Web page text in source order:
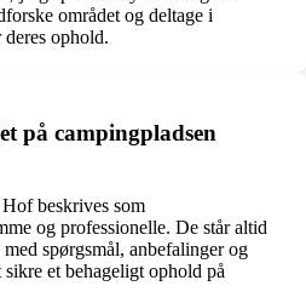
området og deltage i
ophold.
på campingpladsen
beskrives som
og professionelle. De står altid
spørgsmål, anbefalinger og
et behageligt ophold på